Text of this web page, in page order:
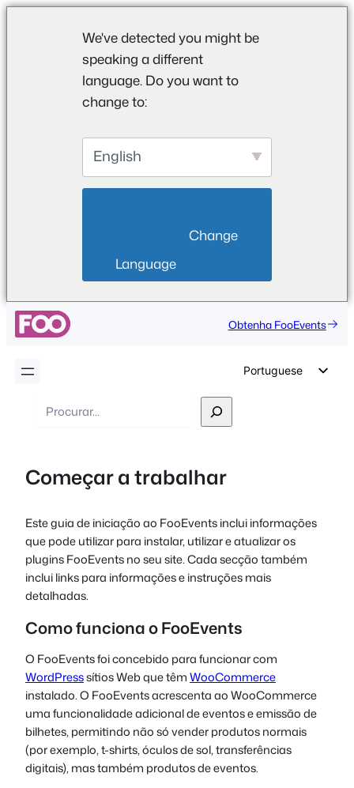
We've detected you might be
speaking a different
language. Do you want to
change to:
English
Language
Obtenha FooEvents
Portuguese
French
Polish
Czech
Pesquisar
Começar a trabalhar
Este guia de iniciação ao FooEvents inclui informações
que pode utilizar para instalar, utilizar e atualizar os
plugins FooEvents no seu site. Cada secção também
inclui links para informações e instruções mais
detalhadas.
Como funciona o FooEvents
O FooEvents foi concebido para funcionar com
WordPresssítios Web que têmWooCommerce
instalado. O FooEvents acrescenta ao WooCommerce
uma funcionalidade adicional de eventos e emissão de
bilhetes, permitindo não só vender produtos normais
(por exemplo, t-shirts, óculos de sol, transferências
digitais), mas também produtos de eventos.